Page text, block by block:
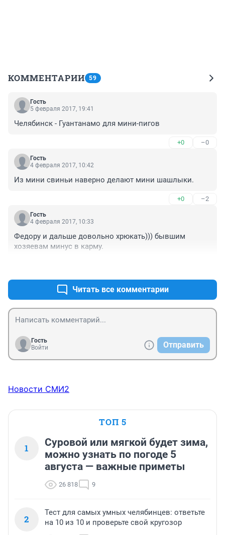
КОММЕНТАРИИ 59
Гость
5 февраля 2017, 19:41
Челябинск - Гуантанамо для мини-пигов
+0 –0
Гость
4 февраля 2017, 10:42
Из мини свиньи наверно делают мини шашлыки.
+0 –2
Гость
4 февраля 2017, 10:33
Федору и дальше довольно хрюкать))) бывшим
хозяевам минус в карму.
Читать все комментарии
Гость
Войти
Отправить
Новости СМИ2
ТОП 5
1
Суровой или мягкой будет зима,
можно узнать по погоде 5
августа — важные приметы
26 818 9
2
Тест для самых умных челябинцев: ответьте
на 10 из 10 и проверьте свой кругозор